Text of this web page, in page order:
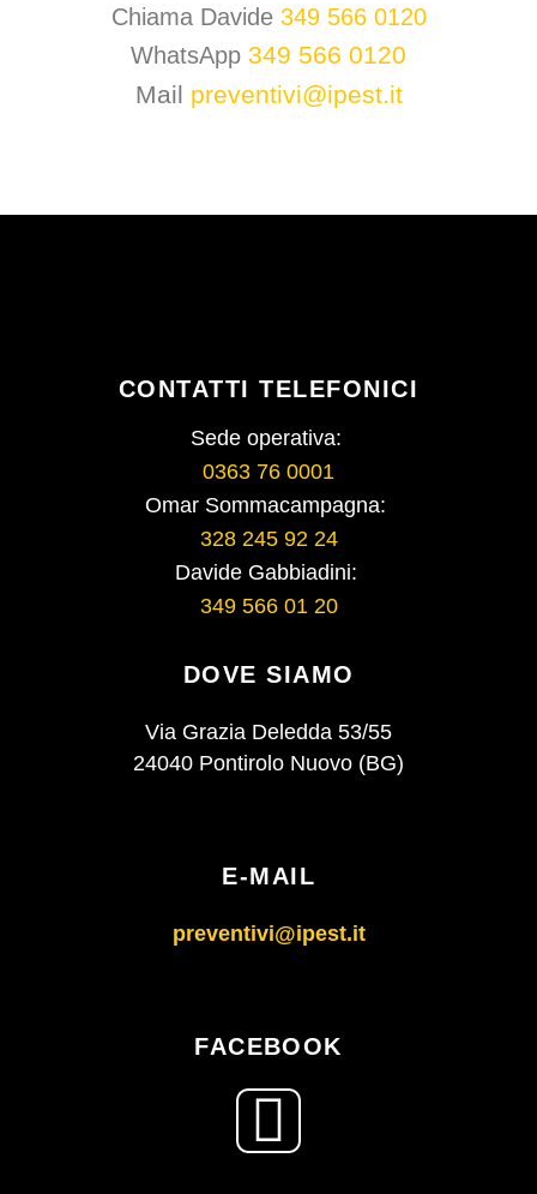
Chiama Davide 349 566 0120
WhatsApp 349 566 0120
Mail preventivi@ipest.it
CONTATTI TELEFONICI
Sede operativa:
0363 76 0001
Omar Sommacampagna:
328 245 92 24
Davide Gabbiadini:
349 566 01 20
DOVE SIAMO
Via Grazia Deledda 53/55
24040 Pontirolo Nuovo (BG)
E-MAIL
preventivi@ipest.it
FACEBOOK